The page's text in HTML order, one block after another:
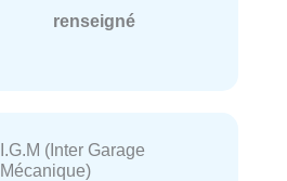
renseigné
I.G.M (Inter Garage
Mécanique)